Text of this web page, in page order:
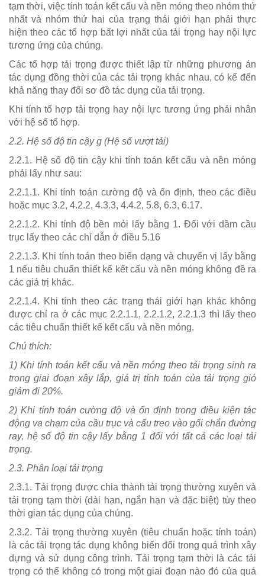
tạm thời, việc tính toán kết cấu và nền móng theo nhóm thứ
nhất và nhóm thứ hai của trạng thái giới hạn phải thực
hiện theo các tổ hợp bất lợi nhất của tải trọng hay nội lực
tương ứng của chúng.
Các tổ hợp tải trọng được thiết lập từ những phương án
tác dụng đồng thời của các tải trọng khác nhau, có kể đến
khả năng thay đổi sơ đồ tác dụng của tải trọng.
Khi tính tổ hợp tải trọng hay nội lực tương ứng phải nhân
với hệ số tổ hợp.
2.2. Hệ số độ tin cậyg (Hệ số vượt tải)
2.2.1. Hệ số độ tin cậy khi tính toán kết cấu và nền móng
phải lấy như sau:
2.2.1.1. Khi tính toán cường độ và ổn định, theo các điều
hoặc mục 3.2, 4.2.2, 4.3.3, 4.4.2, 5.8, 6.3, 6.17.
2.2.1.2. Khi tính độ bền mỏi lấy bằng 1. Đối với dầm cầu
trục lấy theo các chỉ dẫn ở điều 5.16
2.2.1.3. Khi tính toán theo biến dạng và chuyển vị lấy bằng
1 nếu tiêu chuẩn thiết kế kết cấu và nền móng không đề ra
các giá trị khác.
2.2.1.4. Khi tính theo các trạng thái giới hạn khác không
được chỉ ra ở các mục 2.2.1.1, 2.2.1.2, 2.2.1.3 thì lấy theo
các tiêu chuẩn thiết kế kết cấu và nền móng.
Chú thích:
1) Khi tính toán kết cấu và nền móng theo tải trọng sinh ra
trong giai đoạn xây lắp, giá trị tính toán của tải trọng gió
giảm đi 20%.
2) Khi tính toán cường độ và ổn định trong điều kiện tác
động va chạm của cầu trục và cẩu treo vào gối chắn đường
ray, hệ số độ tin cậy lấy bằng 1 đối với tất cả các loại tải
trọng.
2.3. Phân loại tải trọng
2.3.1. Tải trọng được chia thành tải trọng thường xuyên và
tải trọng tạm thời (dài hạn, ngắn hạn và đặc biệt) tùy theo
thời gian tác dụng của chúng.
2.3.2. Tải trọng thường xuyên (tiêu chuẩn hoặc tính toán)
là các tải trọng tác dụng không biến đổi trong quá trình xây
dựng và sử dụng công trình. Tải trọng tạm thời là các tải
trọng có thể không có trong một giai đoạn nào đó của quá